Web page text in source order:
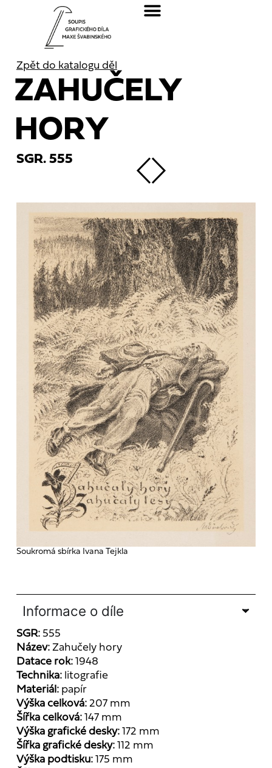
Zpět do katalogu děl
ZAHUČELY
HORY
SGR. 555
Soukromá sbírka Ivana Tejkla
Informace o díle
SGR: 555
Název: Zahučely hory
Datace rok: 1948
Technika: litografie
Materiál: papír
Výška celková: 207 mm
Šířka celková: 147 mm
Výška grafické desky: 172 mm
Šířka grafické desky: 112 mm
Výška podtisku: 175 mm